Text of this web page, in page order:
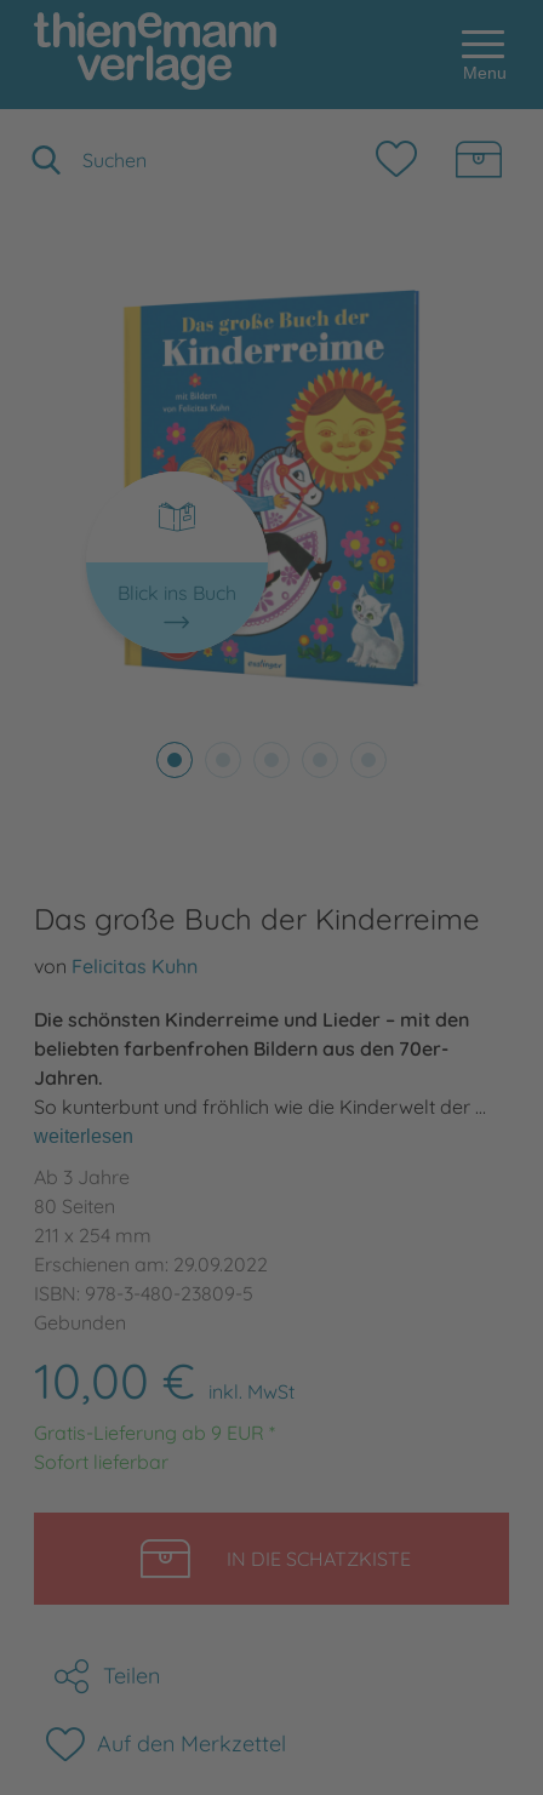
Menu
Blick ins Buch
Das große Buch der Kinderreime
von Felicitas Kuhn
Die schönsten Kinderreime und Lieder – mit den
beliebten farbenfrohen Bildern aus den 70er-
Jahren.
So kunterbunt und fröhlich wie die Kinderwelt der …
weiterlesen
Ab 3 Jahre
80 Seiten
211 x 254 mm
Erschienen am: 29.09.2022
ISBN: 978-3-480-23809-5
Gebunden
10,00 €
inkl. MwSt
Gratis-Lieferung ab 9 EUR *
Sofort lieferbar
IN DIE SCHATZKISTELEGEN
Teilen
Auf den Merkzettel